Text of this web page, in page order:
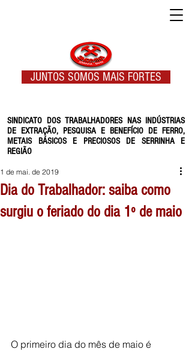
SINDICATO DOS TRABALHADORES NAS INDÚSTRIAS
DE EXTRAÇÃO, PESQUISA E BENEFÍCIO DE FERRO,
METAIS BÁSICOS E PRECIOSOS DE SERRINHA E
REGIÃO
JUNTOS SOMOS MAIS FORTES
Dia do Trabalhador: saiba como
surgiu o feriado do dia 1º de maio
1 de mai. de 2019
O primeiro dia do mês de maio é